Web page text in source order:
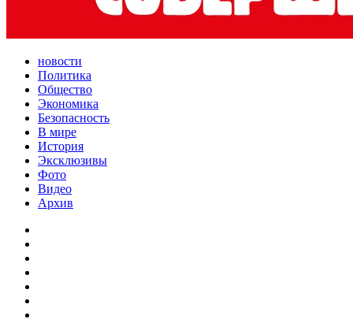
новости
Политика
Общество
Экономика
Безопасность
В мире
История
Эксклюзивы
Фото
Видео
Архив